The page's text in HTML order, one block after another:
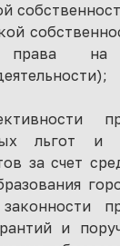
права на
льгот и
за счет
и